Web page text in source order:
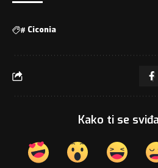
# Ciconia
Kako ti se